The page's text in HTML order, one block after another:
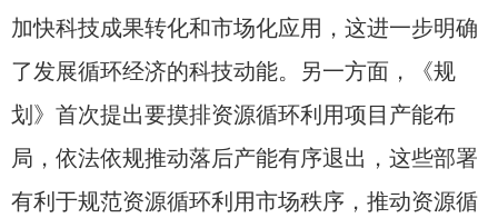
加快科技成果转化和市场化应用，这进一步明确
了发展循环经济的科技动能。另一方面，《规
划》首次提出要摸排资源循环利用项目产能布
局，依法依规推动落后产能有序退出，这些部署
有利于规范资源循环利用市场秩序，推动资源循